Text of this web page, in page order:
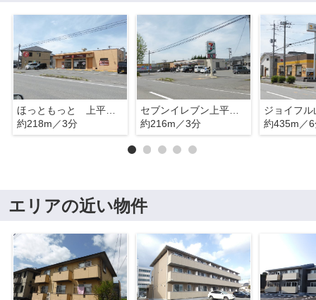
ほっともっと 上平井店
約218m／3分
セブンイレブン上平井店
約216m／3分
ジョイフ
約435m／
エリアの近い物件